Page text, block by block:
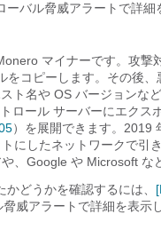
バル脅威アラートで詳細
マイナーです。攻撃
をコピーします。その後
ト名や OS バージョンな
ロール サーバーにエクス
）を展開できます。2019
にしたネットワークで引
、Google や Microsoft な
どうかを確認するには、
威アラートで詳細を表示